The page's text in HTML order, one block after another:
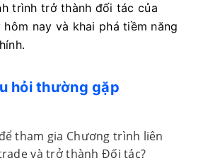
trình trở thành đối tác của
nay và khai phá tiềm năng
hỏi thường gặp
tham gia Chương trình liên
và trở thành Đối tác?